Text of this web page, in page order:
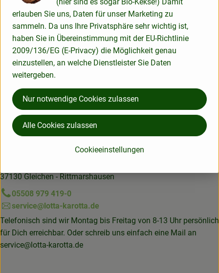
Herkunft
Hersteller: RRT
Deutschland
Rosenrot Naturkosmetik
Lotta Karotta Bio-Lieferservice OHG
37130 Gleichen - Rittmarshausen
05508 979 419-0
service@lotta-karotta.de
Telefonisch sind wir Montag bis Freitag von 8-13 Uhr persönlich
für Dich erreichbar. Oder schreib uns einfach eine Mail an
service@lotta-karotta.de
erlauben Sie uns, Daten für unser Marketing zu
sammeln. Da uns Ihre Privatsphäre sehr wichtig ist,
haben Sie in Übereinstimmung mit der EU-Richtlinie
2009/136/EG (E-Privacy) die Möglichkeit genau
einzustellen, an welche Dienstleister Sie Daten
weitergeben.
Cookieeinstellungen
Nur notwendige Cookies zulassen
Alle Cookies zulassen